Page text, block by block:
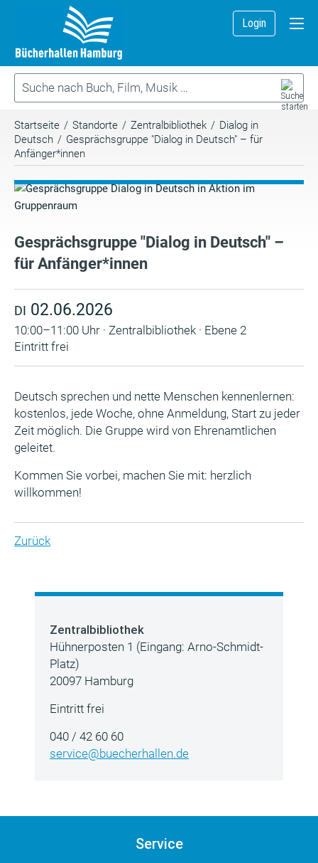
Login
Startseite / Standorte / Zentralbibliothek / Dialog in
Deutsch / Gesprächsgruppe "Dialog in Deutsch" – für
Anfänger*innen
Gesprächsgruppe "Dialog in Deutsch" –
für Anfänger*innen
DI 02.06.2026
10:00–11:00 Uhr · Zentralbibliothek · Ebene 2
Eintritt frei
Deutsch sprechen und nette Menschen kennenlernen:
kostenlos, jede Woche, ohne Anmeldung, Start zu jeder
Zeit möglich. Die Gruppe wird von Ehrenamtlichen
geleitet.
Kommen Sie vorbei, machen Sie mit: herzlich
willkommen!
Zurück
Zentralbibliothek
Hühnerposten 1 (Eingang: Arno-Schmidt-
Platz)
20097 Hamburg
Eintritt frei
040 / 42 60 60
service@buecherhallen.de
Service